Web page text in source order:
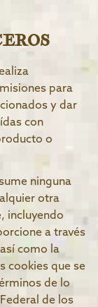
para
y dar
con
o
ninguna
otra
incluyendo
a través
como la
cookies que se
de lo
de los